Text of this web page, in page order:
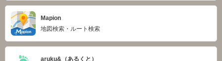
Mapion
地図検索・ルート検索
aruku&（あるくと）